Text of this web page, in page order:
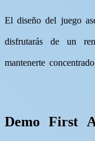
El diseño del juego
disfrutarás de un
mantenerte
Demo First